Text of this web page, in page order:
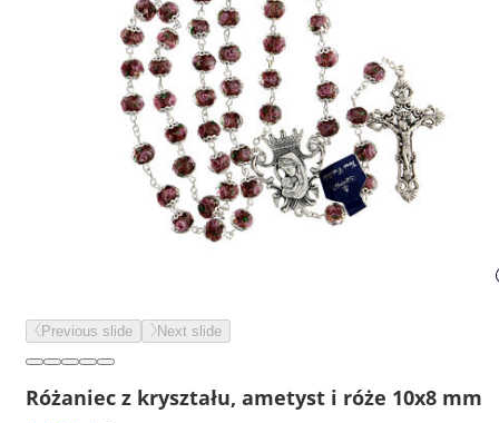
Previous slide Next slide
Różaniec z kryształu, ametyst i róże 10x8 mm